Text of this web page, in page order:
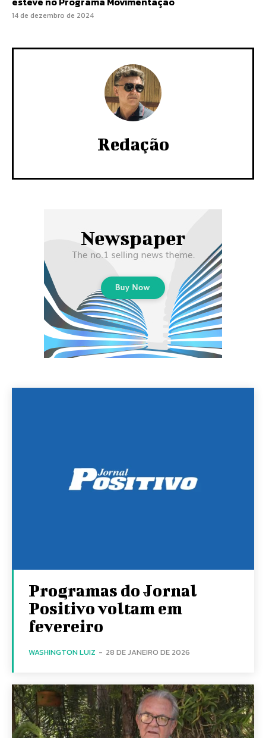
14 de dezembro de 2024
Redação
Programas do Jornal
Positivo voltam em
fevereiro
WASHINGTON LUIZ - 28 DE JANEIRO DE 2026